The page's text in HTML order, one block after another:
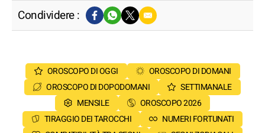
Condividere :
OROSCOPO DI OGGI
OROSCOPO DI DOMANI
OROSCOPO DI DOPODOMANI
SETTIMANALE
MENSILE
OROSCOPO 2026
TIRAGGIO DEI TAROCCHI
NUMERI FORTUNATI